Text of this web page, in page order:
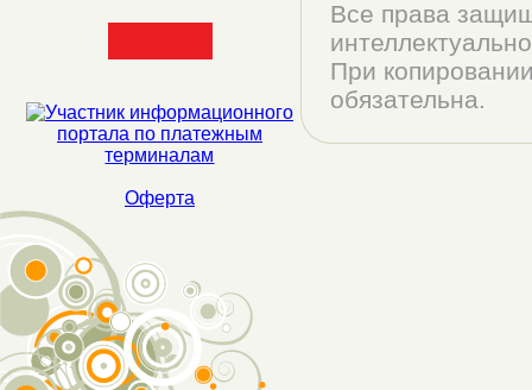
Оферта
Все права
При
обязательна.